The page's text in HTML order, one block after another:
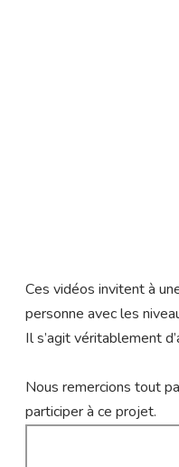
Ces vidéos invitent à
personne avec les
Il s’agit véritablement
Nous remercions tout
participer à ce projet.